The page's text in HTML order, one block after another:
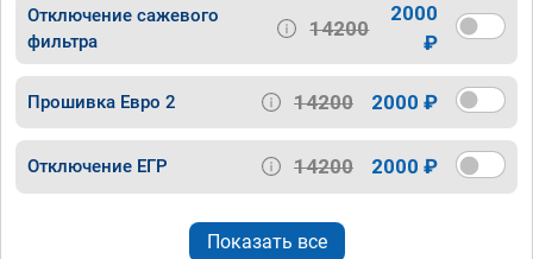
Отключение сажевого
фильтра
14200
2000
₽
Прошивка Евро 2 14200 2000 ₽
Отключение ЕГР 14200 2000 ₽
Показать все